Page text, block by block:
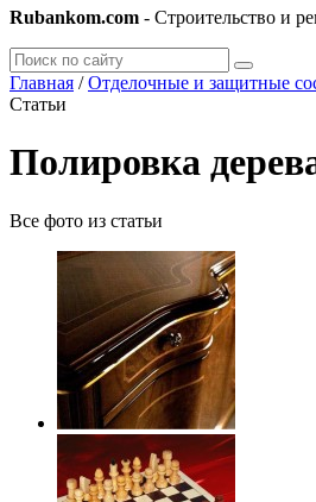
Rubankom.com - Строительство и
Главная /Отделочные и защитные
Статьи
Полировка
Все фото из статьи